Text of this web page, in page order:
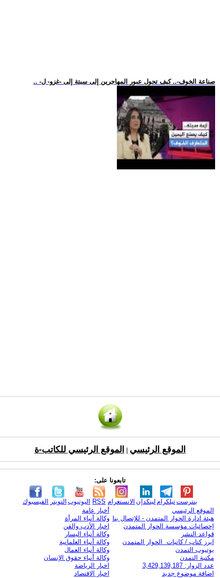
.. -صناعة الخوف-.. كيف تحول عبور المهاجرين إلى سبتة إلى -غزو- ل
الموقع الرئيسي الموقع الرئيسي للكاتب-ة
تابعونا على:
الفيسبوك التويتر اليوتيوب RSS الانستغرام لينكدإن تيلكرامبنترست
الموقع الرئيسي
هيئة ادارة الحوار المتمدن - للإتصال بنا
إحصائيات مؤسسة الحوار المتمدن
قواعد النشر
ابرز كتاب / كاتبات الحوار المتمدن
يوتيوب التمدن
مكتبة التمدن
عدد الزوار: 3,429,139,187
اضافة موضوع جديد
أخبار عامة
وكالة أنباء المرأة
اخبار الأدب والفن
وكالة أنباء اليسار
وكالة أنباء العلمانية
وكالة أنباء العمال
وكالة أنباء حقوق الإنسان
اخبار الرياضة
اخبار الاقتصاد